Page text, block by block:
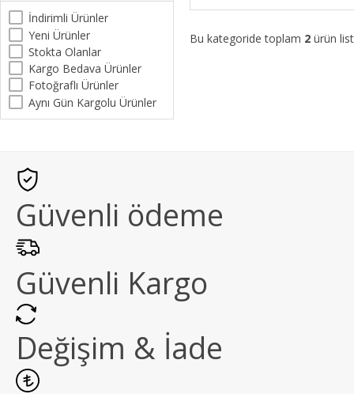
İndirimli Ürünler
Yeni Ürünler
Stokta Olanlar
Kargo Bedava Ürünler
Fotoğraflı Ürünler
Aynı Gün Kargolu Ürünler
Bu kategoride toplam 2 ürün
Güvenli ödeme
Güvenli Kargo
Değişim & İade